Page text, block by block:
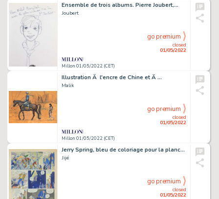
Ensemble de trois albums. Pierre Joubert,…
Joubert
Millon 01/05/2022 (CET)
closed
01/05/2022
go premium
Illustration Ã l'encre de Chine et Ã …
Malik
Millon 01/05/2022 (CET)
closed
01/05/2022
go premium
Jerry Spring, bleu de coloriage pour la planche…
Jijé
closed
01/05/2022
go premium